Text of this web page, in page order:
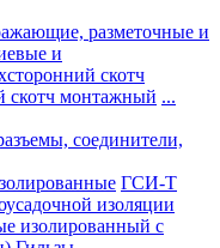
разметочные и
и
скотч
скотч монтажный ...
соединители,
ГСИ-Т
изоляции
изолированный с